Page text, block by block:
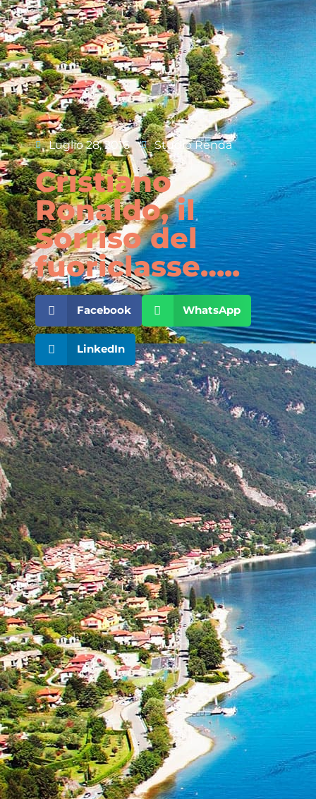
Luglio 28, 2016 Studio Renda
Cristiano
Ronaldo, il
Sorriso del
fuoriclasse…..
Facebook WhatsApp
LinkedIn